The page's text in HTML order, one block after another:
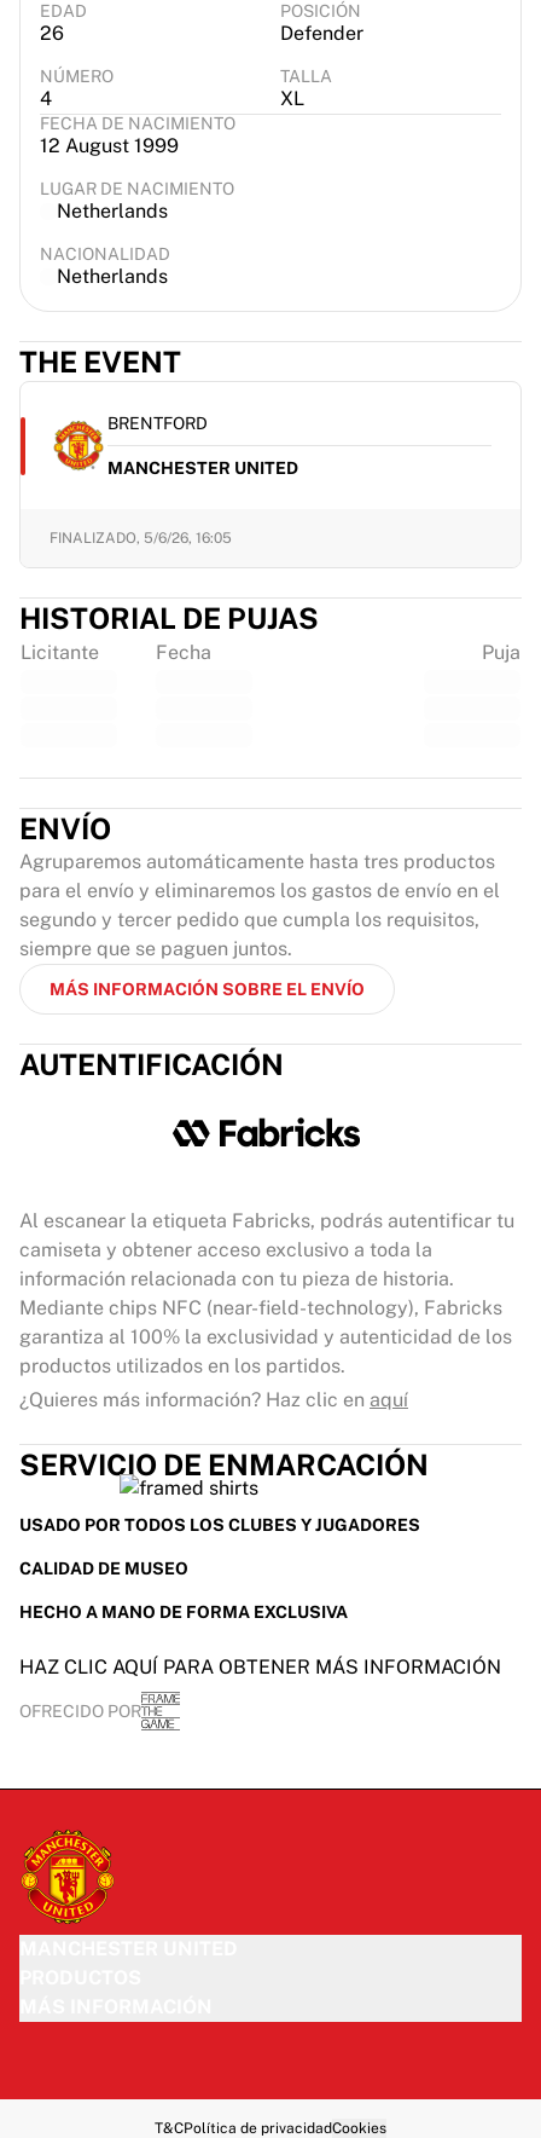
EDAD
26
POSICIÓN
Defender
NÚMERO
4
TALLA
XL
FECHA DE NACIMIENTO
12 August 1999
LUGAR DE NACIMIENTO
Netherlands
NACIONALIDAD
Netherlands
THE EVENT
BRENTFORD
MANCHESTER UNITED
FINALIZADO, 5/6/26, 16:05
HISTORIAL DE PUJAS
Licitante Fecha Puja
ENVÍO
Agruparemos automáticamente hasta tres productos
para el envío y eliminaremos los gastos de envío en el
segundo y tercer pedido que cumpla los requisitos,
siempre que se paguen juntos.
MÁS INFORMACIÓN SOBRE EL ENVÍO
AUTENTIFICACIÓN
Al escanear la etiqueta Fabricks, podrás autentificar tu
camiseta y obtener acceso exclusivo a toda la
información relacionada con tu pieza de historia.
Mediante chips NFC (near-field-technology), Fabricks
garantiza al 100% la exclusividad y autenticidad de los
productos utilizados en los partidos.
¿Quieres más información? Haz clic en aquí
SERVICIO DE ENMARCACIÓN
USADO POR TODOS LOS CLUBES Y JUGADORES
CALIDAD DE MUSEO
HECHO A MANO DE FORMA EXCLUSIVA
HAZ CLIC AQUÍ PARA OBTENER MÁS INFORMACIÓN
OFRECIDO POR
T&CPolítica de privacidadCookies